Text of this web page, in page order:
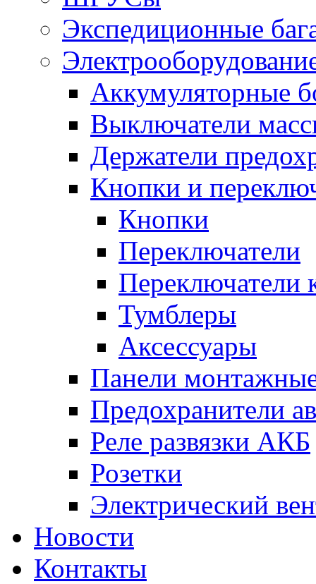
Экспедиционные
Аккумуляторные
Выключатели
Держатели
Кнопки и
Кнопки
Переключатели
Переключатели
Тумблеры
Аксессуары
Панели
Предохранители
Реле развязки АКБ
Розетки
Электрический
Новости
Контакты